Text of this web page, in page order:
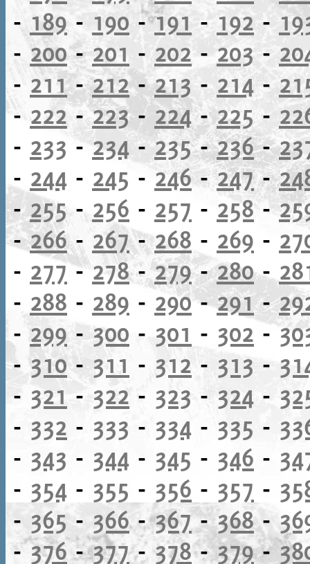
- 189 - 190 -191- 192 -
- 200-201 - 202-203 -
- 211-212-213 - 214 -
- 222 -223-224-225-
- 233 -234 -235-236-
- 244 - 245 - 246-247-
- 255- 256 - 257 - 258-
-266- 267-268 - 269 -
- 277-278-279-280-
- 288 - 289 - 290-291-
- 299 -300 - 301 - 302 -
-310- 311 - 312- 313 -
- 321 - 322 - 323 - 324 -
- 332 - 333 - 334 - 335 -
- 343 - 344 - 345 - 346 -
- 354 - 355 - 356 - 357 -
- 365 - 366-367-368-
-376-377-378- 379-